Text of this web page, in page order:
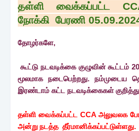
தள்ளி வைக்கப்பட்ட
நோக்கி பேரணி 0
தோழர்களே,
கூட்டு நடவடிக்கை குழுவின் கூட்டம்
மூலமாக நடைபெற்றது. நம்முடைய
இரண்டாம் கட்ட நடவடிக்கைகள் குறித்து
தள்ளி வைக்கப்பட்ட CCA அலுவலக
அன்று நடத்த தீர்மானிக்கப்பட்டுள்ளது.